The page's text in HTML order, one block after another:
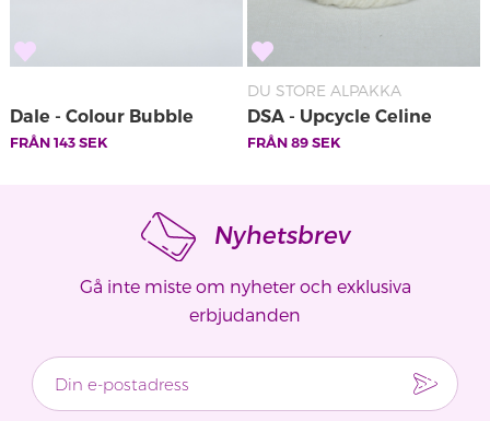
Dale - Colour Bubble
FRÅN143SEK
DU STORE ALPAKKA
DSA - Upcycle Celine
FRÅN89SEK
Nyhetsbrev
Gå inte miste om nyheter och exklusiva
erbjudanden